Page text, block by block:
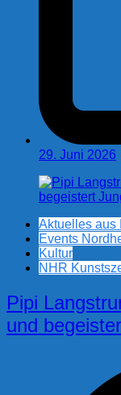
29. Juni 2026
Aktuelles aus
Events
Kultur
NHR
Pipi
und